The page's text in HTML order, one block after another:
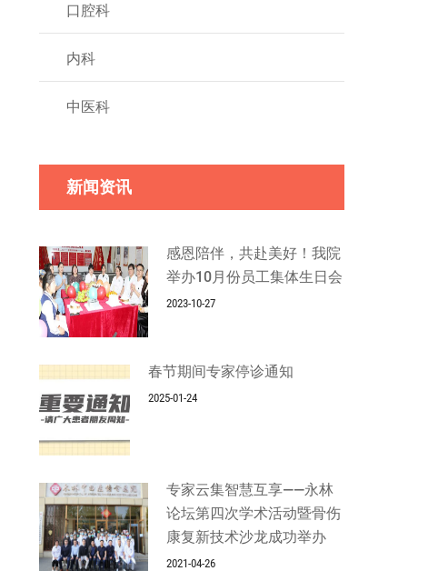
口腔科
内科
中医科
新闻资讯
感恩陪伴，共赴美好！我院
举办10月份员工集体生日会
2023-10-27
春节期间专家停诊通知
2025-01-24
专家云集智慧互享——永林
论坛第四次学术活动暨骨伤
康复新技术沙龙成功举办
2021-04-26